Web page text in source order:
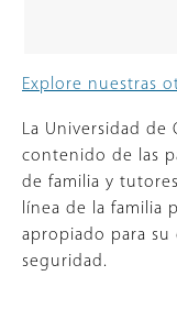
Explore nuestras
La Universidad
contenido de las
de familia y
línea de la familia
apropiado para su
seguridad.